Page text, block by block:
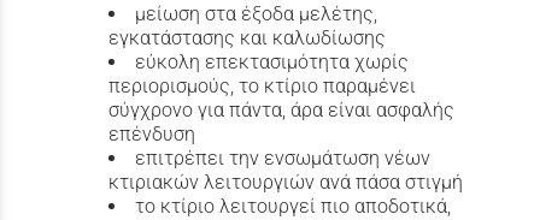
μείωση στα έξοδα μελέτης,
εγκατάστασης και καλωδίωσης
εύκολη επεκτασιμότητα χωρίς
περιορισμούς, το κτίριο παραμένει
σύγχρονο για πάντα, άρα είναι ασφαλής
επένδυση
επιτρέπει την ενσωμάτωση νέων
κτιριακών λειτουργιών ανά πάσα στιγμή
το κτίριο λειτουργεί πιο αποδοτικά,